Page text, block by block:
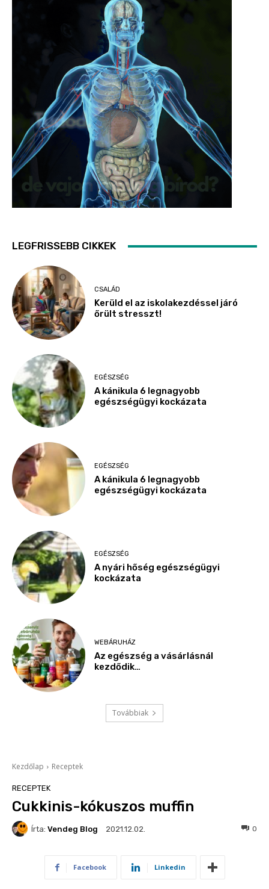
LEGFRISSEBB CIKKEK
CSALÁD
Kerüld el az iskolakezdéssel járó
őrült stresszt!
EGÉSZSÉG
A kánikula 6 legnagyobb
egészségügyi kockázata
EGÉSZSÉG
A kánikula 6 legnagyobb
egészségügyi kockázata
EGÉSZSÉG
A nyári hőség egészségügyi
kockázata
WEBÁRUHÁZ
Az egészség a vásárlásnál
kezdődik…
Továbbiak